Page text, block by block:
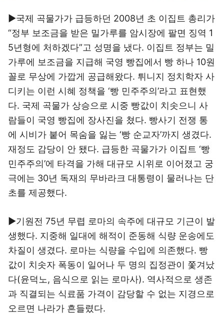
▶국제 곡물가가 급등하던 2008년 초 이집트 총리가
“정부 보조금을 받은 밀가루를 암시장에 팔면 징역 1
5년형에 처하겠다”고 성명을 냈다. 이집트 정부는 밀
가루에 보조금을 지급해 국영 빵집에서 빵 하나 10원
꼴로 무상에 가깝게 공급해왔다. 튀니지 정치학자 사
디키는 이런 시혜 정책을 ‘빵 민주주의’라고 표현했
다. 국제 곡물가 상승으로 시중 빵값이 치솟으니 사
람들이 국영 빵집에 장사진을 쳤다. 빵사기 전쟁 통
에 시비가 붙어 목숨을 잃는 ‘빵 순교자’까지 생겼다.
재정도 감당이 안 됐다. 급등한 곡물가가 이집트 ‘빵
민주주의’에 타격을 가해 대규모 시위로 이어졌고 궁
극에는 30년 독재의 무바라크 대통령이 물러나는 단
초를 제공했다.
▶기원전 75년 무렵 로마의 속주에 대규모 기근이 발
생했다. 지중해 일대에 해적이 준동해 식량 운송에도
차질이 생겼다. 로마는 식량을 수입에 의존했다. 빵
값이 치솟자 폭동이 일어나 두 명의 집정관이 쫓겨났
다(윤덕노, 음식으로 읽는 로마사). 역사적으로 생존
과 직결되는 식료품 가격이 감당할 수 없는 지경으로
오르면 나라가 흔들렸다.